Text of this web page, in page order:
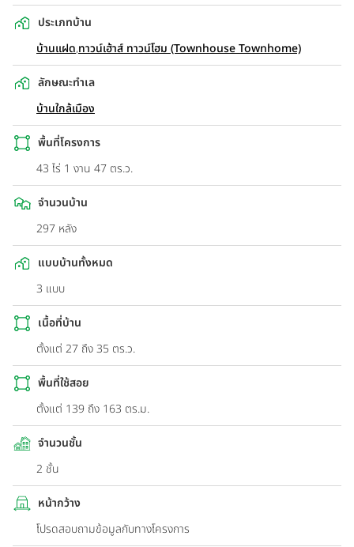
ประเภทบ้าน
บ้านแฝด,ทาวน์เฮ้าส์ ทาวน์โฮม (Townhouse Townhome)
ลักษณะทำเล
บ้านใกล้เมือง
พื้นที่โครงการ
43 ไร่ 1 งาน 47 ตร.ว.
จำนวนบ้าน
297 หลัง
แบบบ้านทั้งหมด
3 แบบ
เนื้อที่บ้าน
ตั้งแต่ 27 ถึง 35 ตร.ว.
พื้นที่ใช้สอย
ตั้งแต่ 139 ถึง 163 ตร.ม.
จำนวนชั้น
2 ชั้น
หน้ากว้าง
โปรดสอบถามข้อมูลกับทางโครงการ